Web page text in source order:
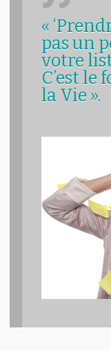
«
pas un
votre
C’est
la Vie ».